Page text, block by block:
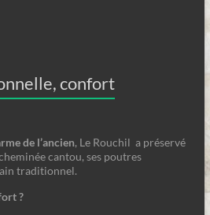
confort
de l’ancien, Le Rouchil a préservé
cantou, ses poutres
traditionnel.
?